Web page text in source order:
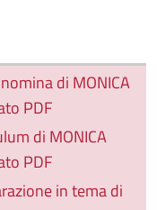
di MONICA
PDF
di MONICA
PDF
in tema di